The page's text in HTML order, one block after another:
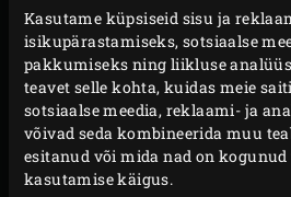
Kasutame küpsiseid sisu ja
isikupärastamiseks, sotsiaalse
pakkumiseks ning liikluse
teavet selle kohta, kuidas meie
sotsiaalse meedia, reklaami- ja
võivad seda kombineerida muu
esitanud või mida nad on kogunud
kasutamise käigus.
sibul, suvikõrvitsad ja
paksusteks viiludeks.
küüslauk ja haki peeneks.
tüümianilt ja majoraanilt
Piserda köögiviljadele
küüslauk ja ürdid ning sega